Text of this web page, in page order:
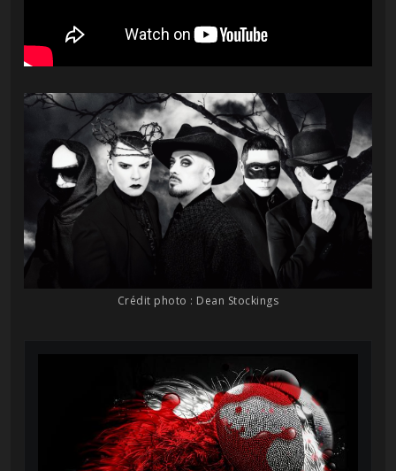
Crédit photo : Dean Stockings